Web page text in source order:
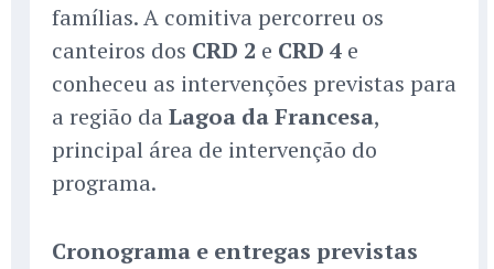
famílias. A comitiva percorreu os
canteiros dos CRD 2 e CRD 4 e
conheceu as intervenções previstas para
a região da Lagoa da Francesa,
principal área de intervenção do
programa.
Cronograma e entregas previstas